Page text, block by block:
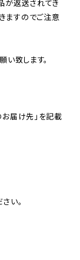
が返送されてき
ますのでご注意
お届け先」を記載